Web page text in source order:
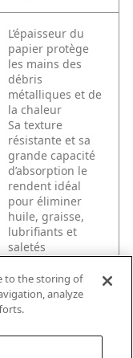
L’épaisseur du
papier protège
les mains des
débris
métalliques et de
la chaleur
Sa texture
résistante et sa
grande capacité
d’absorption le
rendent idéal
pour éliminer
huile, graisse,
lubrifiants et
saletés
Hautement
durable –
résistant même
mouillé et
to the storing of
analyze